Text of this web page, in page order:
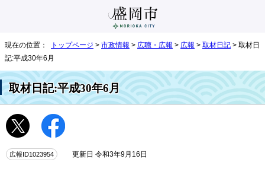
現在の位置： トップページ > 市政情報 > 広聴・広報 > 広報 > 取材日記 > 取材日
記:平成30年6月
取材日記:平成30年6月
広報ID1023954 更新日 令和3年9月16日